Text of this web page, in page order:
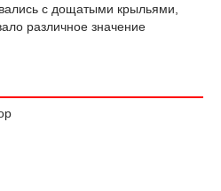
с дощатыми крыльями,
различное значение